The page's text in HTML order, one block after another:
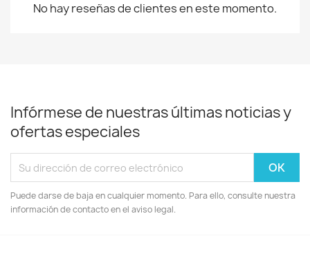
No hay reseñas de clientes en este momento.
Infórmese de nuestras últimas noticias y
ofertas especiales
Puede darse de baja en cualquier momento. Para ello, consulte nuestra
información de contacto en el aviso legal.